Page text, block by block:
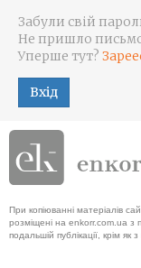
Забули свій
Не пришло
Уперше тут?
Вхід
При копіюванні матеріалів
розміщені на enkorr.com.ua з
подальшій публікації, крім як